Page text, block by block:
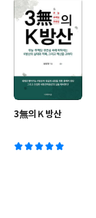
3無의Ｋ방산